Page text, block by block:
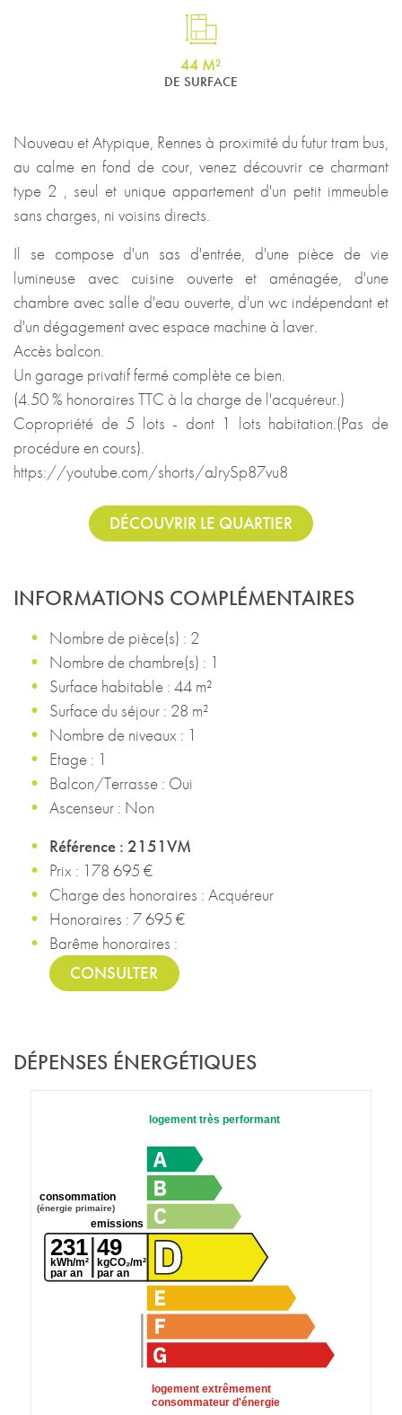
44 M²
DE SURFACE
Nouveau et Atypique, Rennes à proximité du futur tram bus,
au calme en fond de cour, venez découvrir ce charmant
type 2 , seul et unique appartement d'un petit immeuble
sans charges, ni voisins directs.
Il se compose d'un sas d'entrée, d'une pièce de vie
lumineuse avec cuisine ouverte et aménagée, d'une
chambre avec salle d'eau ouverte, d'un wc indépendant et
d'un dégagement avec espace machine à laver.
Accès balcon.
Un garage privatif fermé complète ce bien.
(4.50 % honoraires TTC à la charge de l'acquéreur.)
Copropriété de 5 lots - dont 1 lots habitation.(Pas de
procédure en cours).
https://youtube.com/shorts/aJrySp87vu8
DÉCOUVRIR LE QUARTIER
INFORMATIONS COMPLÉMENTAIRES
Nombre de pièce(s) : 2
Nombre de chambre(s) : 1
Surface habitable : 44 m²
Surface du séjour : 28 m²
Nombre de niveaux : 1
Etage : 1
Balcon/Terrasse : Oui
Ascenseur : Non
Référence : 2151VM
Prix : 178 695 €
Charge des honoraires : Acquéreur
Honoraires : 7 695 €
Barême honoraires :
CONSULTER
DÉPENSES ÉNERGÉTIQUES
logement très performant
logement extrêmement
consommateur d'énergie
231
kWh/m²
par an
consommation
(énergie primaire)
49
kgCO₂/m²
par an
emissions